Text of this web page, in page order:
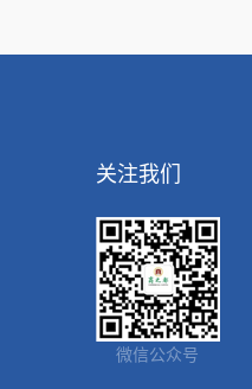
关注我们
微信公众号